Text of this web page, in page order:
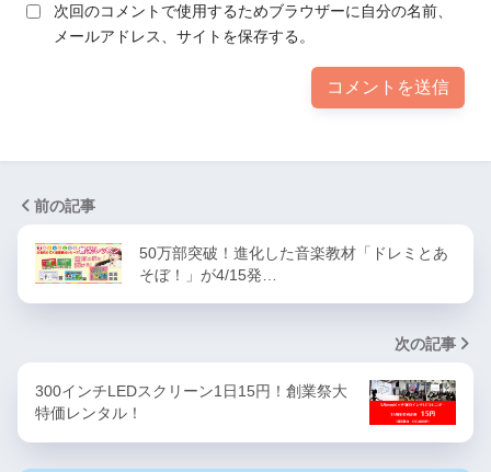
次回のコメントで使用するためブラウザーに自分の名前、
メールアドレス、サイトを保存する。
前の記事
50万部突破！進化した音楽教材「ドレミとあ
そぼ！」が4/15発…
次の記事
300インチLEDスクリーン1日15円！創業祭大
特価レンタル！